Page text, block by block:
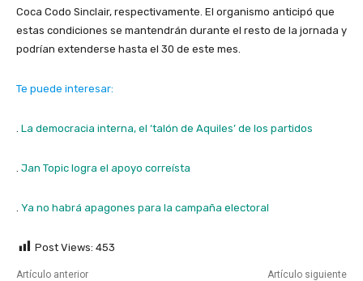
Coca Codo Sinclair, respectivamente. El organismo anticipó que
estas condiciones se mantendrán durante el resto de la jornada y
podrían extenderse hasta el 30 de este mes.
Te puede interesar:
La democracia interna, el ‘talón de Aquiles’ de los partidos
Jan Topic logra el apoyo correísta
Ya no habrá apagones para la campaña electoral
Post Views: 453
Artículo anterior Artículo siguiente